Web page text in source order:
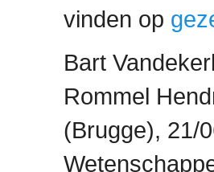
vinden op
Bart
Rommel
(Brugge), 21/